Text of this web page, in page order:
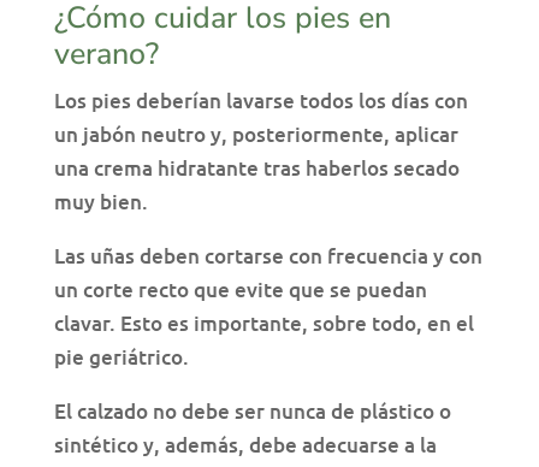
¿Cómo cuidar los pies en
verano?
Los pies deberían lavarse todos los días con
un jabón neutro y, posteriormente, aplicar
una crema hidratante tras haberlos secado
muy bien.
Las uñas deben cortarse con frecuencia y con
un corte recto que evite que se puedan
clavar. Esto es importante, sobre todo, en el
pie geriátrico.
El calzado no debe ser nunca de plástico o
sintético y, además, debe adecuarse a la